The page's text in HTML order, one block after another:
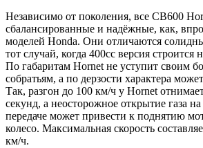
Независимо от поколения, все CB600
сбалансированные и надёжные, как,
моделей Honda. Они отличаются
тот случай, когда 400сс версия строится
По габаритам Hornet не уступит своим
собратьям, а по дерзости характера
Так, разгон до 100 км/ч у Hornet
секунд, а неосторожное открытие газа
передаче может привести к поднятию
колесо. Максимальная скорость
км/ч.